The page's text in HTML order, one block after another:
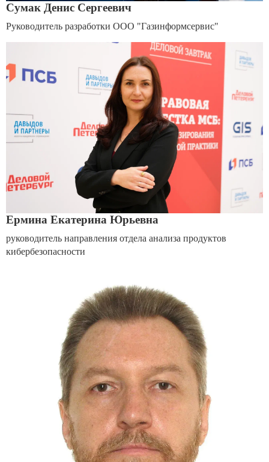
Сумак Денис Сергеевич
Руководитель разработки ООО "Газинформсервис"
Ермина Екатерина Юрьевна
руководитель направления отдела анализа продуктов
кибербезопасности